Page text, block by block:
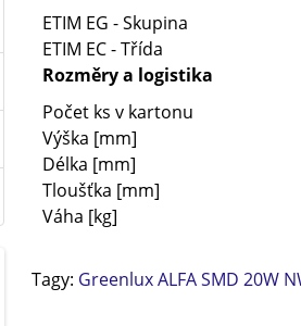
ETIM EG - Skupina
ETIM EC - Třída
Rozměry a logistika
Počet ks v kartonu
Výška [mm]
Délka [mm]
Tloušťka [mm]
Váha [kg]
Tagy: Greenlux ALFA SMD 20W